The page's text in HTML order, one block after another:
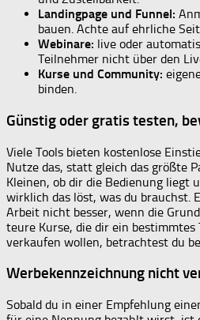
Landingpage und Funnel:
bauen. Achte auf ehrliche
Webinare: live oder
Teilnehmer nicht über den
Kurse und Community:
binden.
Günstig oder gratis testen,
Viele Tools bieten kostenlose
Nutze das, statt gleich das größte
Kleinen, ob dir die Bedienung liegt
wirklich das löst, was du brauchst.
Arbeit nicht besser, wenn die
teure Kurse, die dir ein bestimmtes
verkaufen wollen, betrachtest du
Werbekennzeichnung nicht
Sobald du in einer Empfehlung